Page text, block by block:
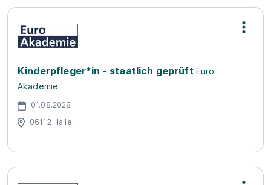
Kinderpfleger*in - staatlich geprüft Euro
Akademie
01.08.2028
06112 Halle